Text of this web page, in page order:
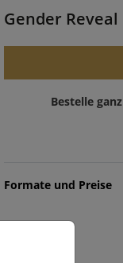
Gender
Bestelle
Formate und Preise